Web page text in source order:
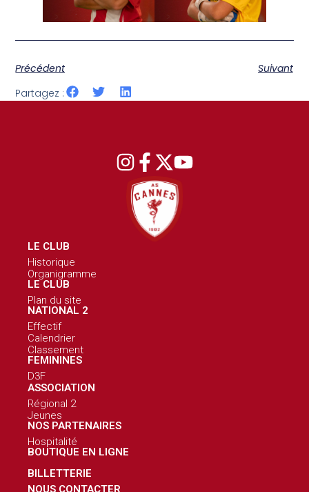
Précédent
Suivant
Partagez :
LE CLUB
Historique
Organigramme
LE CLUB
Plan du site
NATIONAL 2
Effectif
Calendrier
Classement
FEMININES
D3F
ASSOCIATION
Régional 2
Jeunes
NOS PARTENAIRES
Hospitalité
BOUTIQUE EN LIGNE
BILLETTERIE